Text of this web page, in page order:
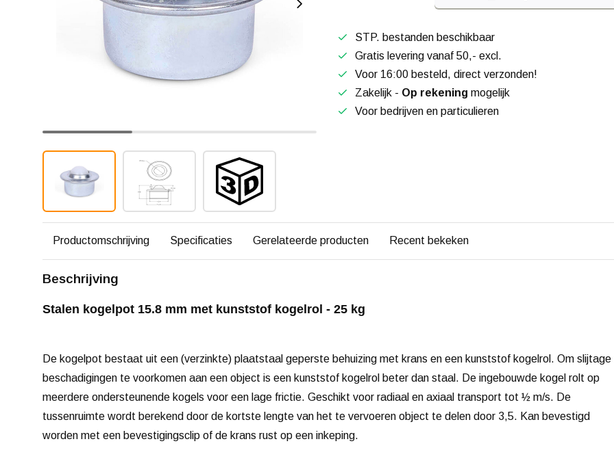
STP. bestanden beschikbaar
Gratis levering vanaf 50,- excl.
Voor 16:00 besteld, direct verzonden!
Zakelijk - Op rekening mogelijk
Voor bedrijven en particulieren
Productomschrijving Specificaties Gerelateerde producten Recent bekeken
Beschrijving
Stalen kogelpot 15.8 mm met kunststof kogelrol - 25 kg
De kogelpot bestaat uit een (verzinkte) plaatstaal geperste behuizing met krans en een kunststof kogelrol. Om slijtage
beschadigingen te voorkomen aan een object is een kunststof kogelrol beter dan staal. De ingebouwde kogel rolt op
meerdere ondersteunende kogels voor een lage frictie. Geschikt voor radiaal en axiaal transport tot ½ m/s. De
tussenruimte wordt berekend door de kortste lengte van het te vervoeren object te delen door 3,5. Kan bevestigd
worden met een bevestigingsclip of de krans rust op een inkeping.